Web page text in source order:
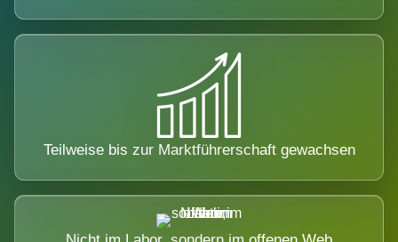
Teilweise bis zur Marktführerschaft gewachsen